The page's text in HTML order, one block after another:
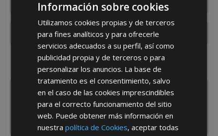
¿De dónde es la empresa?
España
Portugal Otros
Información sobre cookies
Utilizamos cookies propias y de terceros
para fines analíticos y para ofrecerle
servicios adecuados a su perfil, así como
publicidad propia y de terceros o para
personalizar los anuncios. La base de
tratamiento es el consentimiento, salvo
en el caso de las cookies imprescindibles
para el correcto funcionamiento del sitio
web. Puede obtener más información en
nuestrapolítica de Cookies, aceptar todas